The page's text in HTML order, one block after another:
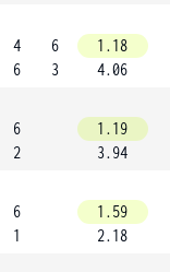
4
6
6
3
1.18
4.06
6
2
1.19
3.94
6
1
1.59
2.18